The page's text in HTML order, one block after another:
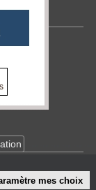
mes choix